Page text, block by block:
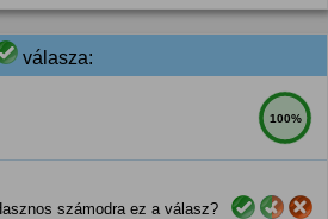
válasza:
100%
számodra ez a válasz?